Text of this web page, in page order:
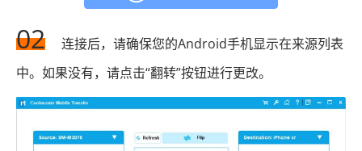
02
连接后，请确保您的Android手机显示在来源列表
中。如果没有，请点击“翻转”按钮进行更改。